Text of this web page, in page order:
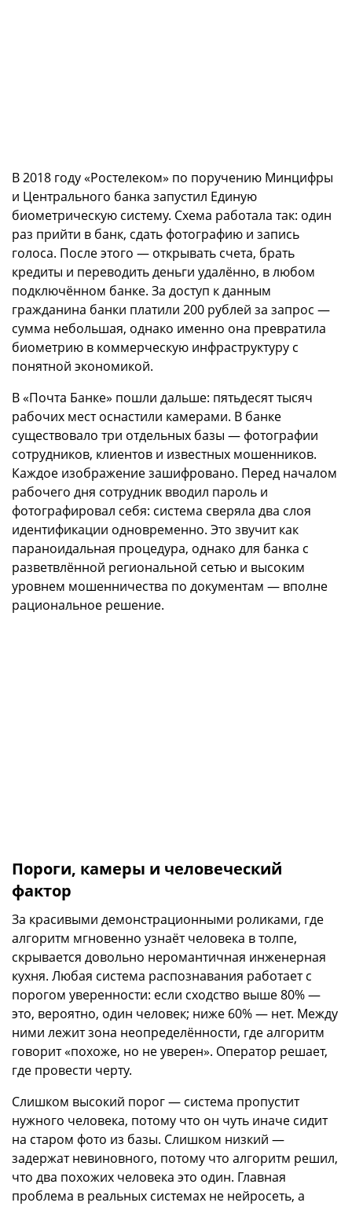
В 2018 году «Ростелеком» по поручению Минцифры
и Центрального банка запустил Единую
биометрическую систему. Схема работала так: один
раз прийти в банк, сдать фотографию и запись
голоса. После этого — открывать счета, брать
кредиты и переводить деньги удалённо, в любом
подключённом банке. За доступ к данным
гражданина банки платили 200 рублей за запрос —
сумма небольшая, однако именно она превратила
биометрию в коммерческую инфраструктуру с
понятной экономикой.
В «Почта Банке» пошли дальше: пятьдесят тысяч
рабочих мест оснастили камерами. В банке
существовало три отдельных базы — фотографии
сотрудников, клиентов и известных мошенников.
Каждое изображение зашифровано. Перед началом
рабочего дня сотрудник вводил пароль и
фотографировал себя: система сверяла два слоя
идентификации одновременно. Это звучит как
параноидальная процедура, однако для банка с
разветвлённой региональной сетью и высоким
уровнем мошенничества по документам — вполне
рациональное решение.
Пороги, камеры и человеческий
фактор
За красивыми демонстрационными роликами, где
алгоритм мгновенно узнаёт человека в толпе,
скрывается довольно неромантичная инженерная
кухня. Любая система распознавания работает с
порогом уверенности: если сходство выше 80% —
это, вероятно, один человек; ниже 60% — нет. Между
ними лежит зона неопределённости, где алгоритм
говорит «похоже, но не уверен». Оператор решает,
где провести черту.
Слишком высокий порог — система пропустит
нужного человека, потому что он чуть иначе сидит
на старом фото из базы. Слишком низкий —
задержат невиновного, потому что алгоритм решил,
что два похожих человека это один. Главная
проблема в реальных системах не нейросеть, а